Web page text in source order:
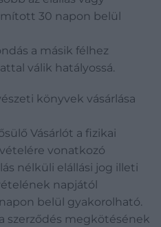
30 napon belül
a másik félhez
válik hatályossá.
könyvek vásárlása
Vásárlót a fizikai
vonatkozó
nélküli elállási jog illeti
napjától
belül gyakorolható.
szerződés megkötésének